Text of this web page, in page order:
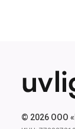
© 2026 ООО